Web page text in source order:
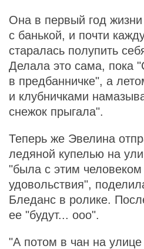
Она в первый год
с банькой, и почти
старалась полупить
Делала это сама, пока
в предбанничке", а
и клубничками
снежок прыгала".
Теперь же Эвелина
ледяной купелью на
"была с этим
удовольствия",
Бледанс в ролике.
ее "будут... ооо".
"А потом в чан на